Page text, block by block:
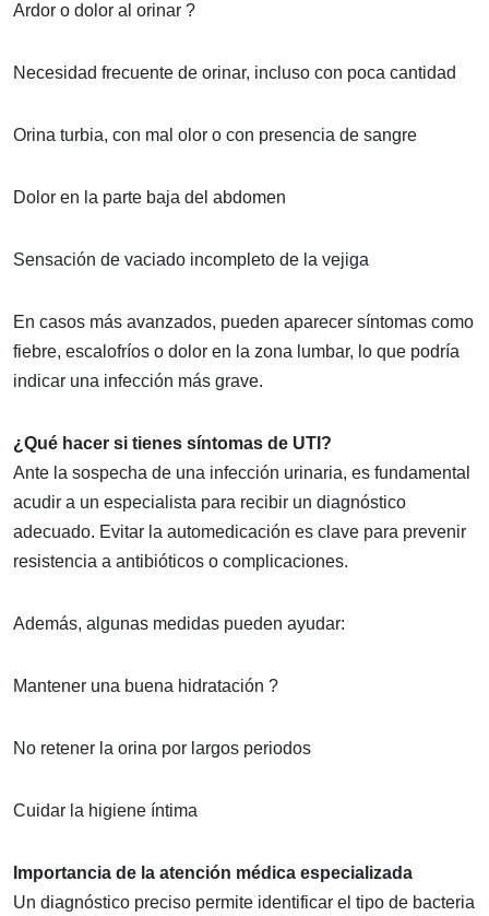
Ardor o dolor al orinar ?
Necesidad frecuente de orinar, incluso con poca cantidad
Orina turbia, con mal olor o con presencia de sangre
Dolor en la parte baja del abdomen
Sensación de vaciado incompleto de la vejiga
En casos más avanzados, pueden aparecer síntomas como
fiebre, escalofríos o dolor en la zona lumbar, lo que podría
indicar una infección más grave.
¿Qué hacer si tienes síntomas de UTI?
Ante la sospecha de una infección urinaria, es fundamental
acudir a un especialista para recibir un diagnóstico
adecuado. Evitar la automedicación es clave para prevenir
resistencia a antibióticos o complicaciones.
Además, algunas medidas pueden ayudar:
Mantener una buena hidratación ?
No retener la orina por largos periodos
Cuidar la higiene íntima
Importancia de la atención médica especializada
Un diagnóstico preciso permite identificar el tipo de bacteria